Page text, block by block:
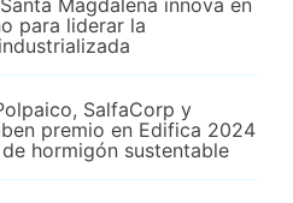
para liderar la
SalfaCorp y
premio en Edifica 2024
hormigón sustentable